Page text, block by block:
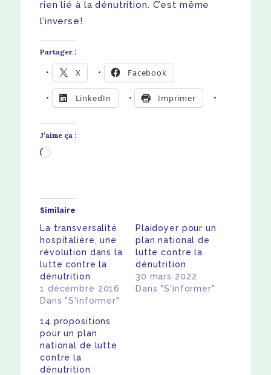
rien lié à la dénutrition. C’est même
l’inverse!
Partager :
X Facebook
LinkedIn Imprimer
J’aime ça :
Similaire
La transversalité
hospitalière, une
révolution dans la
lutte contre la
dénutrition
1 décembre 2016
Dans "S'informer"
Plaidoyer pour un
plan national de
lutte contre la
dénutrition
30 mars 2022
Dans "S'informer"
14 propositions
pour un plan
national de lutte
contre la
dénutrition